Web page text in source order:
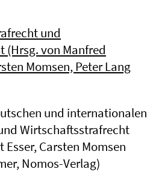
und
(Hrsg. von Manfred
Momsen, Peter Lang
und internationalen
Wirtschaftsstrafrecht
Esser, Carsten Momsen
Nomos-Verlag)